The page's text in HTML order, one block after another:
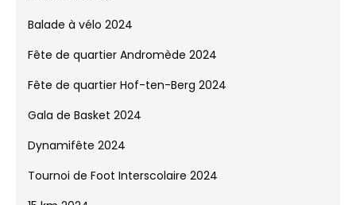
Balade à vélo 2024
Fête de quartier Andromède 2024
Fête de quartier Hof-ten-Berg 2024
Gala de Basket 2024
Dynamifête 2024
Tournoi de Foot Interscolaire 2024